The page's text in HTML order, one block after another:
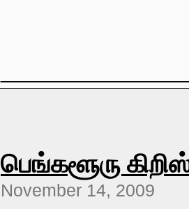
பெங்களூரு
November 14, 2009